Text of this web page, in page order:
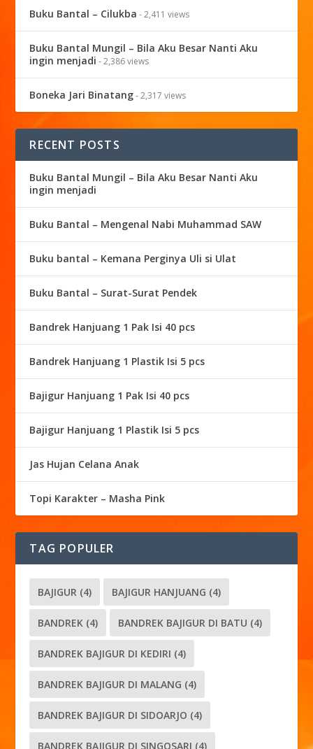
Buku Bantal – Cilukba - 2,411 views
Buku Bantal Mungil – Bila Aku Besar Nanti Aku
ingin menjadi - 2,386 views
Boneka Jari Binatang- 2,317 views
RECENT POSTS
Buku Bantal Mungil – Bila Aku Besar Nanti Aku
ingin menjadi
Buku Bantal – Mengenal Nabi Muhammad SAW
Buku bantal – Kemana Perginya Uli si Ulat
Buku Bantal – Surat-Surat Pendek
Bandrek Hanjuang 1 Pak Isi 40 pcs
Bandrek Hanjuang 1 Plastik Isi 5 pcs
Bajigur Hanjuang 1 Pak Isi 40 pcs
Bajigur Hanjuang 1 Plastik Isi 5 pcs
Jas Hujan Celana Anak
Topi Karakter – Masha Pink
TAG POPULER
BAJIGUR (4) BAJIGUR HANJUANG (4)
BANDREK (4) BANDREK BAJIGUR DI BATU (4)
BANDREK BAJIGUR DI KEDIRI (4)
BANDREK BAJIGUR DI MALANG (4)
BANDREK BAJIGUR DI SIDOARJO (4)
BANDREK BAJIGUR DI SINGOSARI (4)